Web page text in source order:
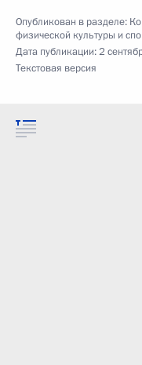
Опубликован в разделе:
физической культуры и
Дата публикации:2
Текстовая версия